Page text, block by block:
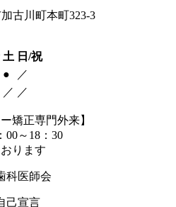
古川町本町323-3
土 日/祝
●
／
／ ／
矯正専門外来】
00～18：30
ります